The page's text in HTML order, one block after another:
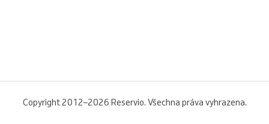
Copyright 2012–2026 Reservio. Všechna práva vyhrazena.